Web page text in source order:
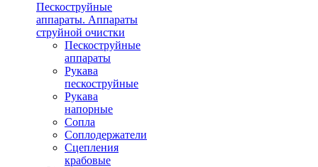
Пескоструйные
аппараты. Аппараты
струйной очистки
Пескоструйные
аппараты
Рукава
пескоструйные
Рукава
напорные
Сопла
Соплодержатели
Сцепления
крабовые